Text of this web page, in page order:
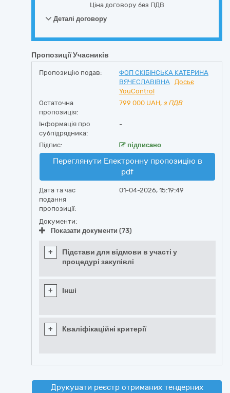
Ціна договору без ПДВ
Деталі договору
Пропозиції Учасників
Пропозицію подав:
ФОП СКІБІНСЬКА КАТЕРИНА
ВЯЧЕСЛАВІВНА
Досьє
YouControl
Остаточна
пропозиція:
799 000 UAH, з ПДВ
Інформація про
субпідрядника:
-
Підпис: підписано
Переглянути Електронну пропозицію в
pdf
Дата та час
подання
пропозиції:
01-04-2026, 15:19:49
Документи:
Показати документи (73)
+
Підстави для відмови в участі у
процедурі закупівлі
+ Інші
+ Кваліфікаційні критерії
Друкувати реєстр отриманих тендерних